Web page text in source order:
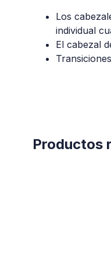
Los
individual
El cabezal
Productos